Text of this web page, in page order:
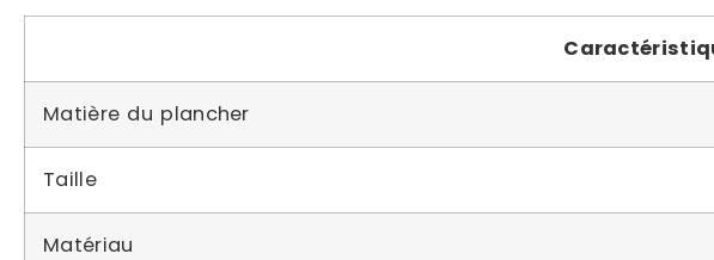
Matière du plancher
Taille
Matériau